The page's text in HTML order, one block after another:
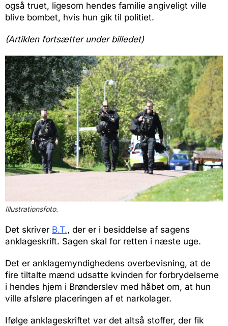
også truet, ligesom hendes familie angiveligt ville
blive bombet, hvis hun gik til politiet.
(Artiklen fortsætter under billedet)
Illustrationsfoto.
Det skriver B.T., der er i besiddelse af sagens
anklageskrift. Sagen skal for retten i næste uge.
Det er anklagemyndighedens overbevisning, at de
fire tiltalte mænd udsatte kvinden for forbrydelserne
i hendes hjem i Brønderslev med håbet om, at hun
ville afsløre placeringen af et narkolager.
Ifølge anklageskriftet var det altså stoffer, der fik